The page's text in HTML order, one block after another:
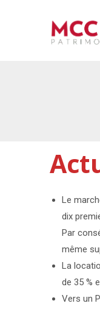
Le
dix
Par
même
La
de 35 %
Vers un
des
articles